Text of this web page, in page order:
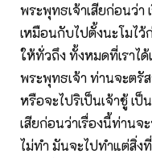
พระพุทธเจ้าเสียก่อนว่า
เหมือนกับไปตั้งนะโมไ
ให้ทั่วถึง ทั้งหมดที่เราไ
พระพุทธเจ้า ท่านจะตรัส
หรือจะไปริเป็นเจ้าชู้ เ
เสียก่อนว่าเรื่องนี้ท่านจ
ไม่ทำ มันจะไปทำแต่สิ่ง